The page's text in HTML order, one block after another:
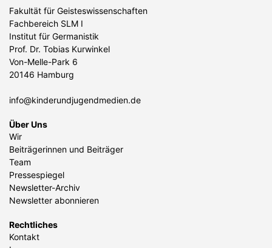
Fakultät für Geisteswissenschaften
Fachbereich SLM I
Institut für Germanistik
Prof. Dr. Tobias Kurwinkel
Von-Melle-Park 6
20146 Hamburg
info@kinderundjugendmedien.de
Über Uns
Wir
Beiträgerinnen und Beiträger
Team
Pressespiegel
Newsletter-Archiv
Newsletter abonnieren
Rechtliches
Kontakt